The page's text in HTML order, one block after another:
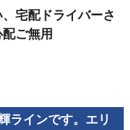
宅配ドライバーさ
ご無用
ラインです。エリ